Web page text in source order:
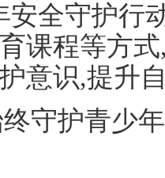
安全守护行
课程等方
意识,提升
守护青少